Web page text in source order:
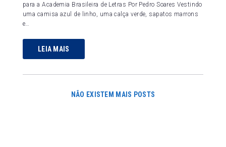
para a Academia Brasileira de Letras Por Pedro Soares Vestindo
uma camisa azul de linho, uma calça verde, sapatos marrons
e…
LEIA MAIS
NÃO EXISTEM MAIS POSTS